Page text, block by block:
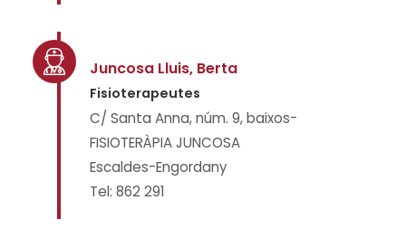
Juncosa Lluis, Berta
Fisioterapeutes
C/ Santa Anna, núm. 9, baixos-
FISIOTERÀPIA JUNCOSA
Escaldes-Engordany
Tel: 862 291